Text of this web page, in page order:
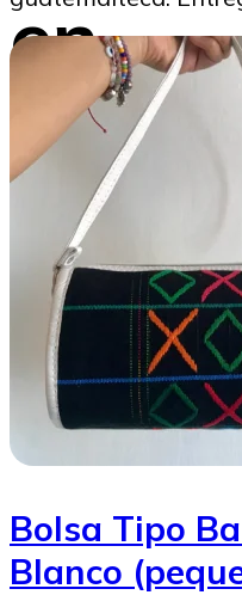
en
Gustavo Montenegro
02/02/2026
Bolsa Tipo
Blanco